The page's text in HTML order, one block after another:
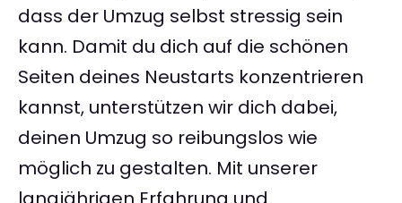
dass der Umzug selbst stressig sein
kann. Damit du dich auf die schönen
Seiten deines Neustarts konzentrieren
kannst, unterstützen wir dich dabei,
deinen Umzug so reibungslos wie
möglich zu gestalten. Mit unserer